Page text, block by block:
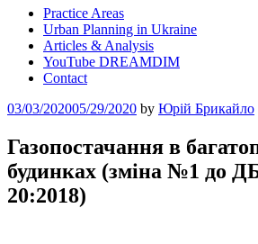
Practice Areas
Urban Planning in Ukraine
Articles & Analysis
YouTube DREAMDIM
Contact
Posted
03/03/202005/29/2020 by Юрій Брикайло
Газопостачання в
будинках (зміна №1 до
20:2018)